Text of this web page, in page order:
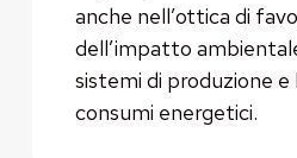
anche nell’ottica di
dell’impatto
sistemi di produzione e
consumi energetici.